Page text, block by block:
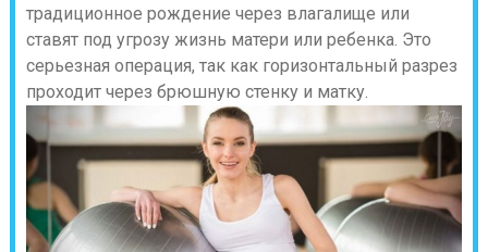
традиционное рождение через влагалище или
ставят под угрозу жизнь матери или ребенка. Это
серьезная операция, так как горизонтальный разрез
проходит через брюшную стенку и матку.